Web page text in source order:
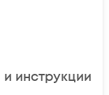
инструкции